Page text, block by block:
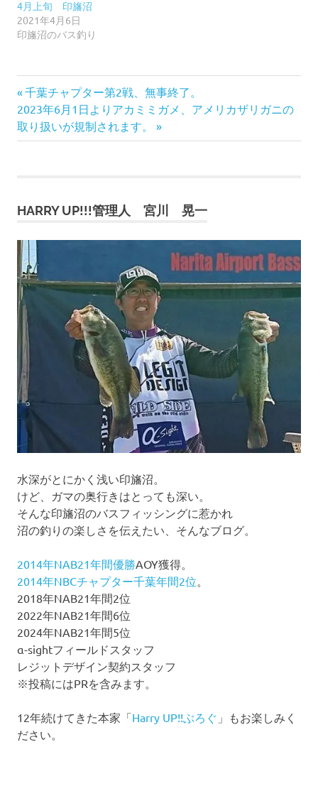
4月上旬 印旛沼
2021年4月6日
印旛沼のバス釣り
投
稿
ゲ
ー
シ
ョ
ン
前
の
記
事:
千葉チャプター第2戦、無事終了。
次
の
記
2023年6月1日よりアカミミガメ、アメリカザリガニの
取り扱いが規制されます。
HARRY UP!!!管理人 宮川 晃一
水深がとにかく浅い印旛沼。
けど、ガマの奥行きはとっても深い。
そんな印旛沼のバスフィッシングに惹かれ
沼の釣りの楽しさを伝えたい、そんなブログ。
2014年NAB21年間優勝AOY獲得。
2014年NBCチャプター千葉年間2位。
2018年NAB21年間2位
2022年NAB21年間6位
2024年NAB21年間5位
α-sightフィールドスタッフ
レジットデザイン契約スタッフ
※投稿にはPRを含みます。
12年続けてきた本家「Harry UP!!ぶろぐ 」もお楽しみく
ださい。